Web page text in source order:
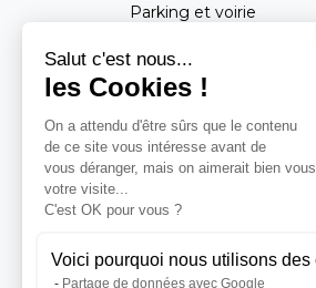
Salut c'est nous...
les Cookies !
On a attendu d'être sûrs que le contenu
de ce site vous intéresse avant de
vous déranger, mais on aimerait bien
votre visite...
C'est OK pour vous ?
Voici pourquoi nous utilisons des
Partage de données avec Google
Parking et voirie
Feuilletez notre
Consultez notreBlog